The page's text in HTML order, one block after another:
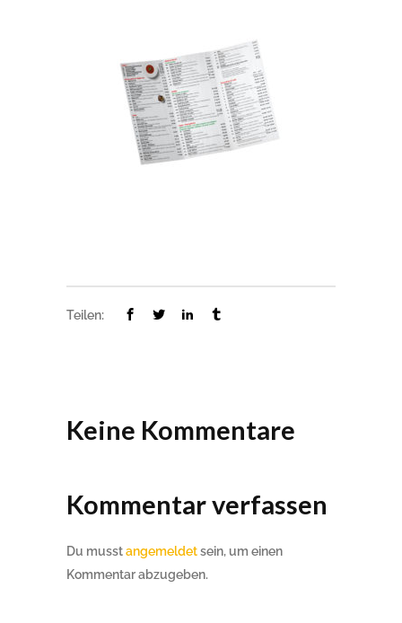
Teilen:
Keine Kommentare
Kommentar verfassen
Du musstangemeldetsein, um einen
Kommentar abzugeben.